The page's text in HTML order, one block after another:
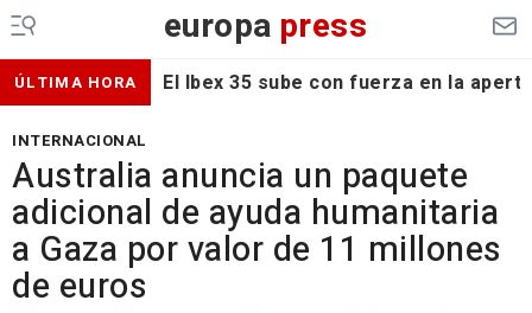
europa press
ÚLTIMA HORA El Ibex 35 sube con fuerza en la
INTERNACIONAL
Australia anuncia un paquete
adicional de ayuda humanitaria
a Gaza por valor de 11 millones
de euros